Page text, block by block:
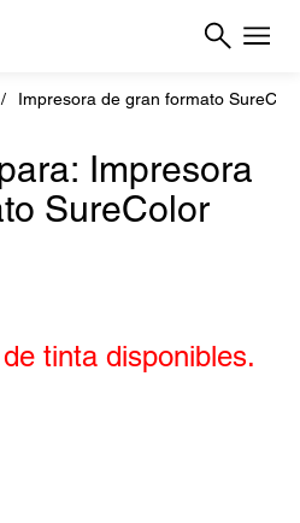
Impresora de gran formato
Impresora
SureColor
tinta disponibles.